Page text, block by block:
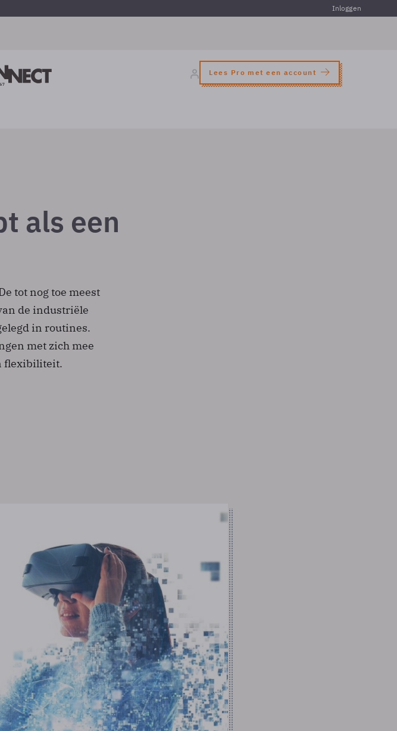
Inloggen
Lees Pro met een account
als een
tot nog toe meest
de industriële
in routines.
met zich mee
flexibiliteit.